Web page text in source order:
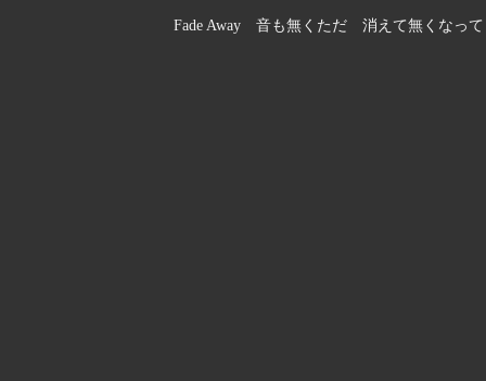
Fade Away 音も無くただ 消えて無くなっ